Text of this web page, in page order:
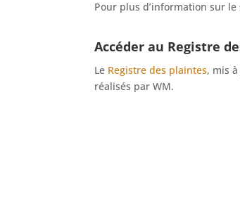
Pour plus d’information sur
Accéder au Registre
Le Registre des plaintes, mis
réalisés par WM.